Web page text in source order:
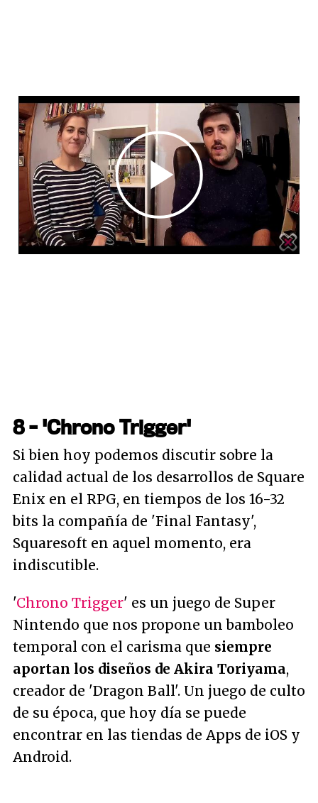
8 - 'Chrono Trigger'
Si bien hoy podemos discutir sobre la
calidad actual de los desarrollos de Square
Enix en el RPG, en tiempos de los 16-32
bits la compañía de 'Final Fantasy',
Squaresoft en aquel momento, era
indiscutible.
'Chrono Trigger' es un juego de Super
Nintendo que nos propone un bamboleo
temporal con el carisma que siempre
aportan los diseños de Akira Toriyama,
creador de 'Dragon Ball'. Un juego de culto
de su época, que hoy día se puede
encontrar en las tiendas de Apps de iOS y
Android.